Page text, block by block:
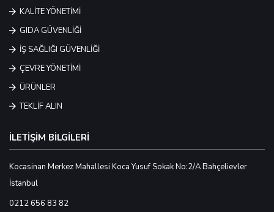
KALİTE YÖNETİMİ
GIDA GÜVENLİĞİ
İŞ SAĞLIĞI GÜVENLİĞİ
ÇEVRE YÖNETİMİ
ÜRÜNLER
TEKLİF ALIN
İLETİŞİM BİLGİLERİ
Kocasinan Merkez Mahallesi Koca Yusuf Sokak No:2/A Bahçelievler
İstanbul
0212 656 83 82